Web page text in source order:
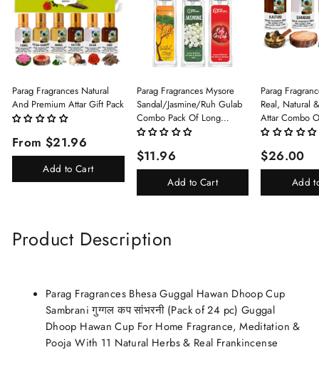
Parag Fragrances Natural
And Premium Attar Gift Pack
From $21.96
Add to Cart
Parag Fragrances Mysore
Sandal/Jasmine/Ruh Gulab
Combo Pack Of Long
Lasting Perfume 8ml X 3 Pc
For Men And Women
$11.96
Add to Cart
Parag
Real, Natural
Attar Combo
(Limited Time/
Rani)
$26.00
Add
Product Description
Parag Fragrances Bhesa Guggal Hawan Dhoop Cup
Sambrani गुग्गल कप सांभरनी (Pack of 24 pc) Guggal
Dhoop Hawan Cup For Home Fragrance, Meditation &
Pooja With 11 Natural Herbs & Real Frankincense